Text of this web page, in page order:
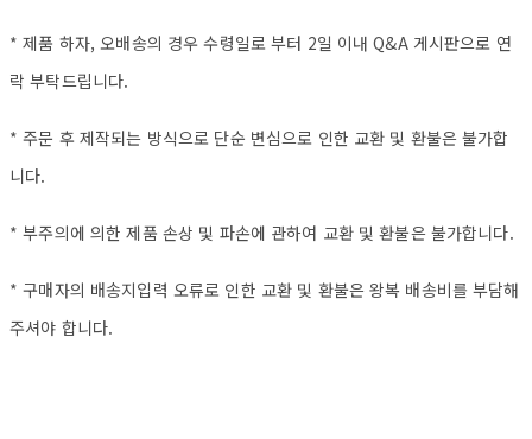
* 제품 하자, 오배송의 경우 수령일로 부터 2일 이내 Q&A 게시판으로 연
락 부탁드립니다.
* 주문 후 제작되는 방식으로 단순 변심으로 인한 교환 및 환불은 불가합
니다.
* 부주의에 의한 제품 손상 및 파손에 관하여 교환 및 환불은 불가합니다.
* 구매자의 배송지입력 오류로 인한 교환 및 환불은 왕복 배송비를 부담해
주셔야 합니다.